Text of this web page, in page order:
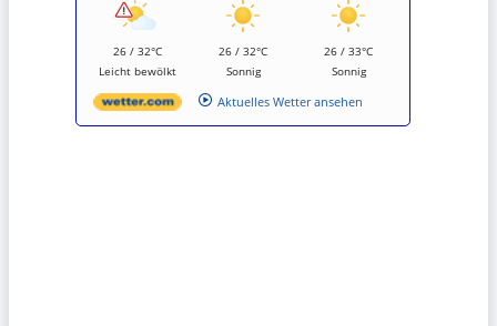
26 / 32°C
Leicht bewölkt
26 / 32°C
Sonnig
26 / 33°C
Sonnig
Aktuelles Wetter ansehen